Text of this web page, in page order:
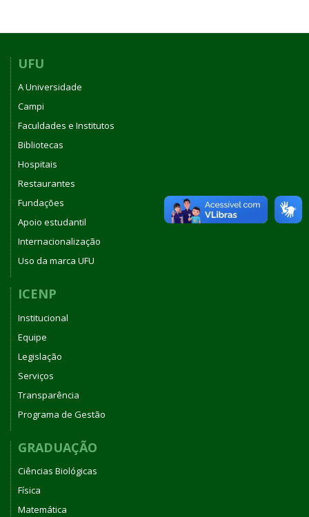
UFU
A Universidade
Campi
Faculdades e Institutos
Bibliotecas
Hospitais
Restaurantes
Fundações
Apoio estudantil
Internacionalização
Uso da marca UFU
ICENP
Institucional
Equipe
Legislação
Serviços
Transparência
Programa de Gestão
GRADUAÇÃO
Ciências Biológicas
Física
Matemática